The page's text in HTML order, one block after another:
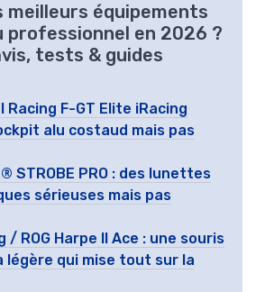
meilleurs équipements
professionnel en 2026 ?
tests & guides
Racing F-GT Elite iRacing
alu costaud mais pas
STROBE PRO : des lunettes
sérieuses mais pas
/ ROG Harpe II Ace : une souris
qui mise tout sur la